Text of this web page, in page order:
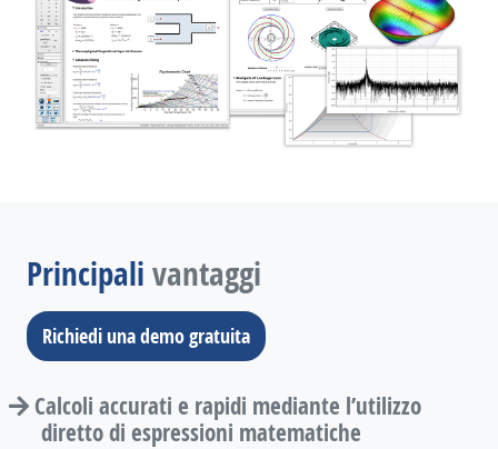
Principali vantaggi
Richiedi una demo gratuita
Calcoli accurati e rapidi mediante l’utilizzo
diretto di espressioni matematiche